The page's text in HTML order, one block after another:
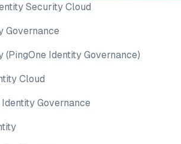
Security Cloud
Governance
(PingOne Identity Governance)
Cloud
Governance